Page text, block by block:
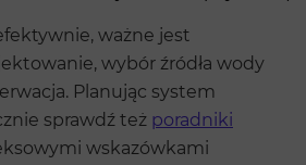
ważne jest
wybór źródła wody
Planując system
sprawdź też poradniki
wskazówkami